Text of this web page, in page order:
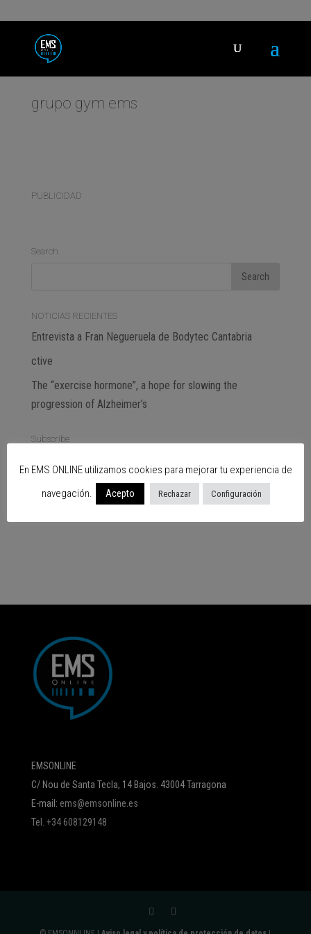
grupo gym ems
PUBLICIDAD
Search
NOTICIAS RECIENTES
Entrevista a Fran Negueruela de Bodytec Cantabria
ctive
The “exercise hormone”, a hope for slowing the
progression of Alzheimer’s
Subscribe
SIGUENOS EN…
EMSONLINE
C/ Nou de Santa Tecla, 14 Bajos. 43004 Tarragona
E-mail: ems@emsonline.es
Tel. +34 608129148
En EMS ONLINE utilizamos cookies para mejorar tu experiencia de
navegación.
Acepto Rechazar Configuración